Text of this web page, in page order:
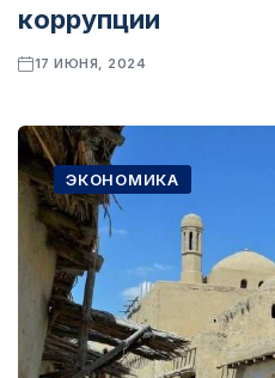
коррупции
17 ИЮНЯ, 2024
ЭКОНОМИКА